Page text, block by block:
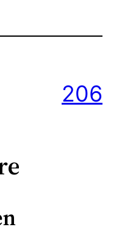
206